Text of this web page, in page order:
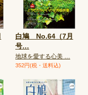
白鳩 No.64（7月
号…
地球を愛する心美 …
352円(税・送料込)